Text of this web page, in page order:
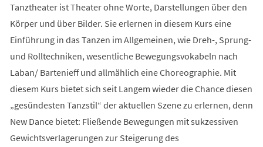
Tanztheater ist Theater ohne Worte, Darstellungen über den
Körper und über Bilder. Sie erlernen in diesem Kurs eine
Einführung in das Tanzen im Allgemeinen, wie Dreh-, Sprung-
und Rolltechniken, wesentliche Bewegungsvokabeln nach
Laban/ Bartenieff und allmählich eine Choreographie. Mit
diesem Kurs bietet sich seit Langem wieder die Chance diesen
„gesündesten Tanzstil“ der aktuellen Szene zu erlernen, denn
New Dance bietet: Fließende Bewegungen mit sukzessiven
Gewichtsverlagerungen zur Steigerung des